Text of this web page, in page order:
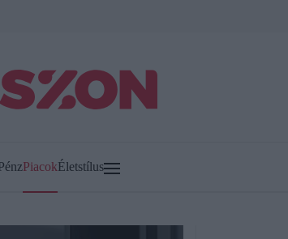
PiacokÉletstílus